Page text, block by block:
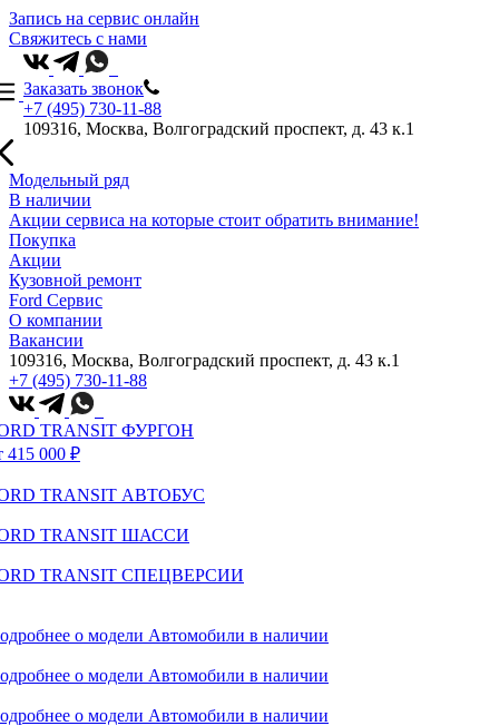
Запись на сервис онлайн
Свяжитесь с нами
Заказать звонок
+7 (495) 730-11-88
109316, Москва, Волгоградский проспект, д. 43 к.1
Модельный ряд
В наличии
Акции сервиса на которые стоит обратить внимание!
Покупка
Акции
Кузовной ремонт
Ford Сервис
О компании
Вакансии
109316, Москва, Волгоградский проспект, д. 43 к.1
+7 (495) 730-11-88
TRANSIT ФУРГОН
415 000 ₽
TRANSIT АВТОБУС
TRANSIT ШАССИ
TRANSIT СПЕЦВЕРСИИ
о модели Автомобили в наличии
о модели Автомобили в наличии
о модели Автомобили в наличии